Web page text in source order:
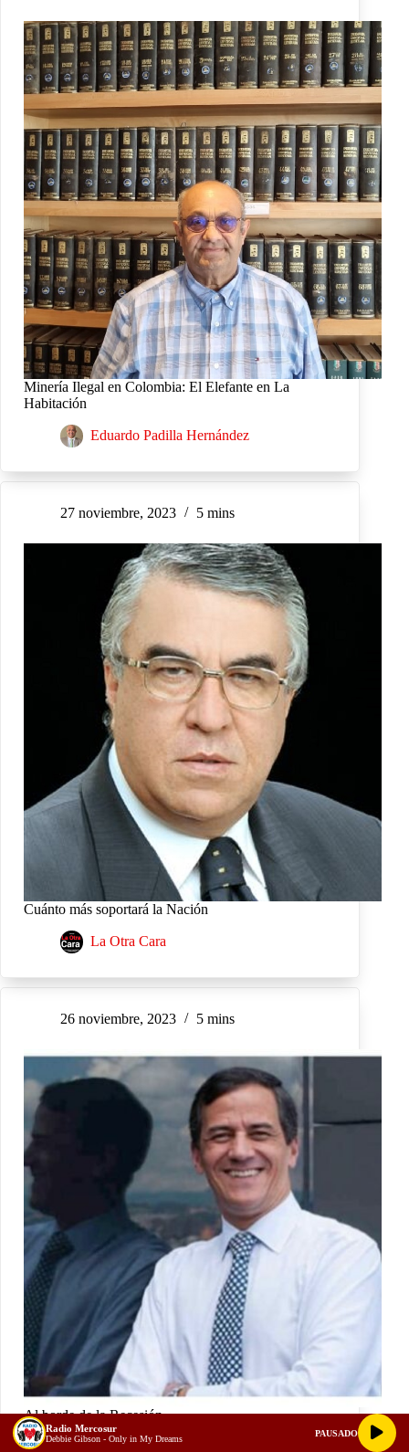
Minería Ilegal en Colombia: El Elefante en La
Habitación
Eduardo Padilla Hernández
27 noviembre, 2023 5 mins
Cuánto más soportará la Nación
La Otra Cara
26 noviembre, 2023 5 mins
Al borde de la Recesión
Rafael Nieto Loaiza
Radio Mercosur
Debbie Gibson - Only in My Dreams
PAUSADO